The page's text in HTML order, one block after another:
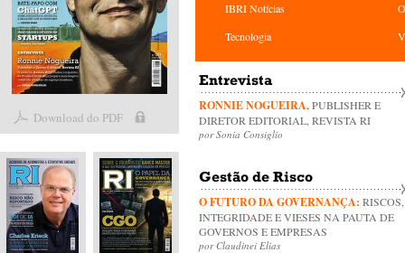
Download do PDF
IBRI Notícias
Tecnologia
Entrevista
RONNIE NOGUEIRA,PUBLISHER E
DIRETOR EDITORIAL, REVISTA RI
por Sonia Consiglio
Gestão de Risco
O FUTURO DA GOVERNANÇA: RISCOS,
INTEGRIDADE E VIESES NA PAUTA DE
GOVERNOS E EMPRESAS
por Claudinei Elias